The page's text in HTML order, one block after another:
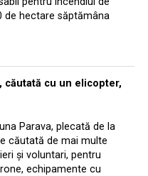
de hectare săptămâna
căutată cu un elicopter,
Parava, plecată de la
căutată de mai multe
şi voluntari, pentru
echipamente cu